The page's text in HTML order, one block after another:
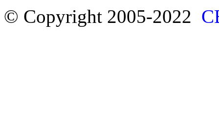
© Copyright 2005-2022